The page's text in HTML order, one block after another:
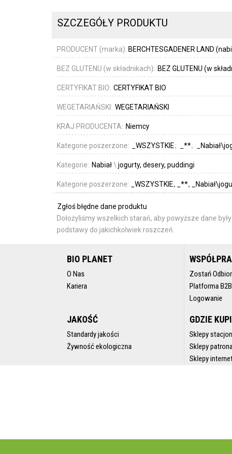
SZCZEGÓŁY PRODUKTU
PRODUCENT (marka): BERCHTESGADENER LAND
BEZ GLUTENU (w składnikach): BEZ GLUTENU (w
CERTYFIKAT BIO: CERTYFIKAT BIO
WEGETARIAŃSKI: WEGETARIAŃSKI
KRAJ PRODUCENTA: Niemcy
Kategorie poszerzone: _WSZYSTKIE _**
Kategorie: Nabiał\ jogurty, desery, puddingi
Kategorie poszerzone: _WSZYSTKIE _**
Zgłoś błędne dane produktu
Dołożyliśmy wszelkich starań, aby powyższe dane
podstawy do jakichkolwiek roszczeń.
BIO PLANET
O Nas
Kariera
Zostań
Platforma B2B
Logowanie
JAKOŚĆ
Standardy jakości
Żywność ekologiczna
GDZIE
Sklepy
Sklepy
Sklepy